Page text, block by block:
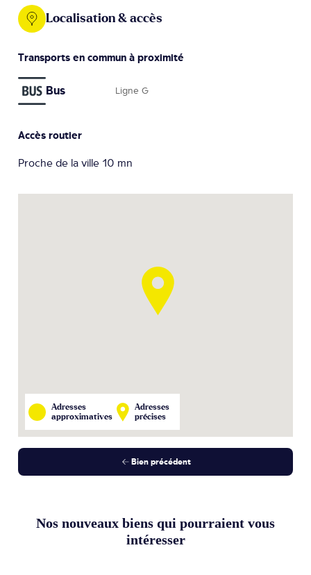
Localisation & accès
Transports en commun à proximité
Bus Ligne G
Accès routier
Proche de la ville 10 mn
Adresses
approximatives
Adresses
précises
Bien précédent
Nos nouveaux biens qui pourraient vous
intéresser